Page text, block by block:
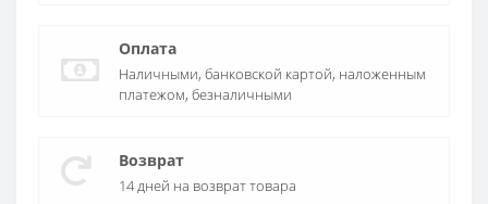
Оплата
Наличными, банковской картой, наложенным
платежом, безналичными
Возврат
14 дней на возврат товара